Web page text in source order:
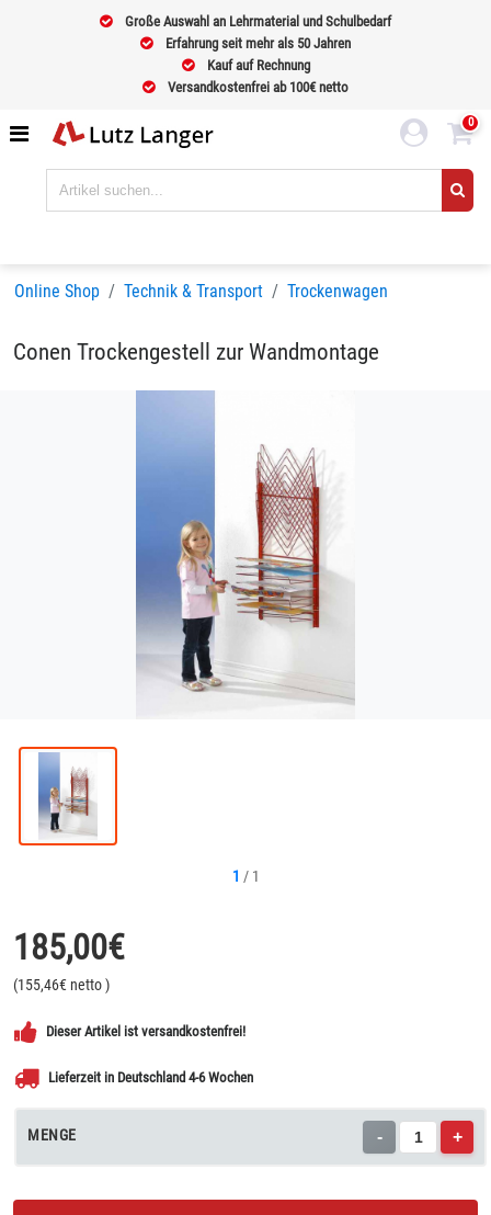
Große Auswahl an Lehrmaterial und Schulbedarf
Erfahrung seit mehr als 50 Jahren
Kauf auf Rechnung
Versandkostenfrei ab 100€ netto
0
Online Shop Technik & Transport Trockenwagen
Conen Trockengestell zur Wandmontage
1 / 1
185,00€
(155,46€ netto)
Dieser Artikel ist versandkostenfrei!
Lieferzeit in Deutschland 4-6 Wochen
MENGE - +